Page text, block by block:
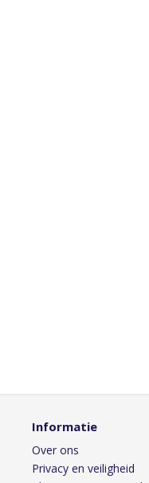
Informatie
Over ons
Privacy en veiligheid